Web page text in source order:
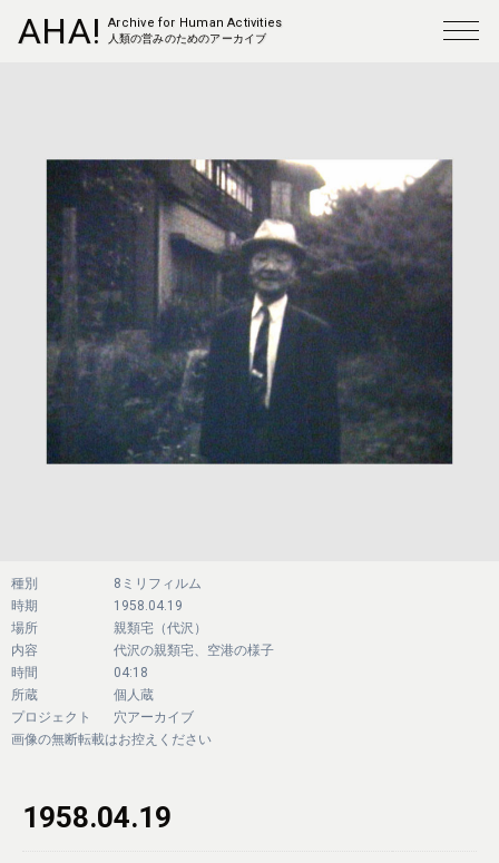
AHA! Archive for Human Activities
人類の営みのためのアーカイブ
種別
8ミリフィルム
時期
1958.04.19
場所
親類宅（代沢）
内容
代沢の親類宅、空港の様子
時間
04:18
所蔵
個人蔵
プロジェクト
穴アーカイブ
画像の無断転載はお控えください
1958.04.19